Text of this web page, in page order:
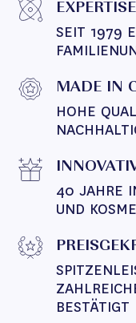
EXPERTISE
SEIT 1979
MADE IN
HOHE
40 JAHRE
UND
BESTÄTIGT